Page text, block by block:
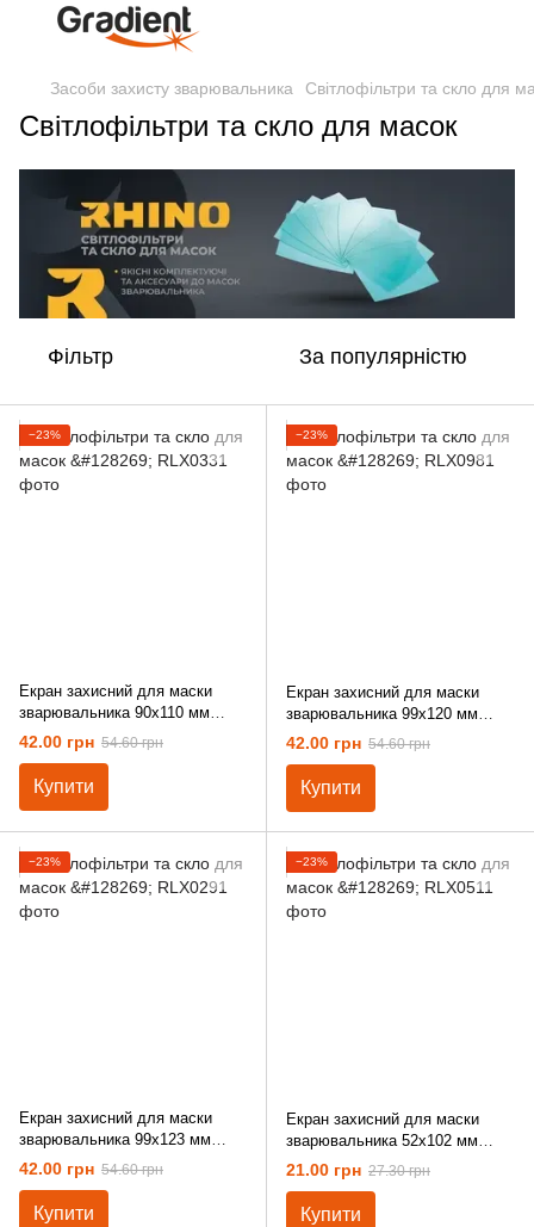
Засоби захисту зварювальника Світлофільтри та скло для
Світлофільтри та скло для масок
Фільтр За популярністю
−23%
Екран захисний для маски
зварювальника 90х110 мм
полікарбонат
42.00 грн 54.60 грн
Купити
−23%
Екран захисний для маски
зварювальника 99х120 мм
полікарбонат
42.00 грн 54.60 грн
Купити
−23%
Екран захисний для маски
зварювальника 99х123 мм
полікарбонат
42.00 грн 54.60 грн
Купити
−23%
Екран захисний для маски
зварювальника 52х102 мм
полікарбонат
21.00 грн 27.30 грн
Купити